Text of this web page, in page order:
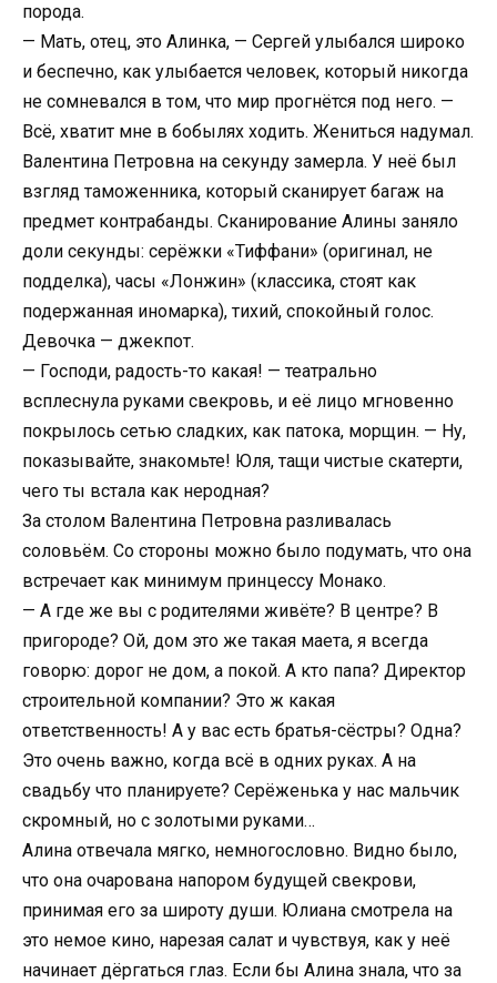
порода.
— Мать, отец, это Алинка, — Сергей улыбался широко
и беспечно, как улыбается человек, который никогда
не сомневался в том, что мир прогнётся под него. —
Всё, хватит мне в бобылях ходить. Жениться надумал.
Валентина Петровна на секунду замерла. У неё был
взгляд таможенника, который сканирует багаж на
предмет контрабанды. Сканирование Алины заняло
доли секунды: серёжки «Тиффани» (оригинал, не
подделка), часы «Лонжин» (классика, стоят как
подержанная иномарка), тихий, спокойный голос.
Девочка — джекпот.
— Господи, радость-то какая! — театрально
всплеснула руками свекровь, и её лицо мгновенно
покрылось сетью сладких, как патока, морщин. — Ну,
показывайте, знакомьте! Юля, тащи чистые скатерти,
чего ты встала как неродная?
За столом Валентина Петровна разливалась
соловьём. Со стороны можно было подумать, что она
встречает как минимум принцессу Монако.
— А где же вы с родителями живёте? В центре? В
пригороде? Ой, дом это же такая маета, я всегда
говорю: дорог не дом, а покой. А кто папа? Директор
строительной компании? Это ж какая
ответственность! А у вас есть братья-сёстры? Одна?
Это очень важно, когда всё в одних руках. А на
свадьбу что планируете? Серёженька у нас мальчик
скромный, но с золотыми руками…
Алина отвечала мягко, немногословно. Видно было,
что она очарована напором будущей свекрови,
принимая его за широту души. Юлиана смотрела на
это немое кино, нарезая салат и чувствуя, как у неё
начинает дёргаться глаз. Если бы Алина знала, что за